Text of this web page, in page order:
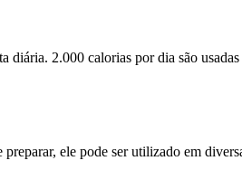
2.000 calorias por dia são
ele pode ser utilizado em